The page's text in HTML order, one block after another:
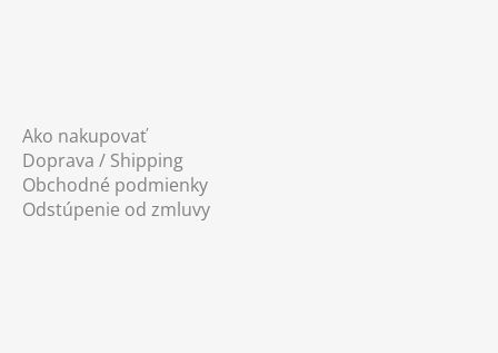
Ako nakupovať
Doprava / Shipping
Obchodné podmienky
Odstúpenie od zmluvy